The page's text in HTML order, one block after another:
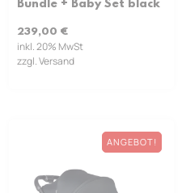
Bundle + Baby Set black
239,00 €
inkl. 20% MwSt
zzgl. Versand
ANGEBOT!